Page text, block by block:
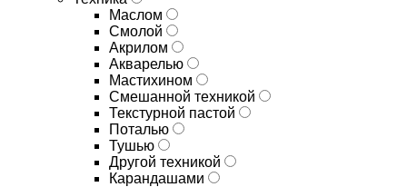
Маслом
Смолой
Акрилом
Акварелью
Мастихином
Смешанной техникой
Текстурной пастой
Поталью
Тушью
Другой техникой
Карандашами